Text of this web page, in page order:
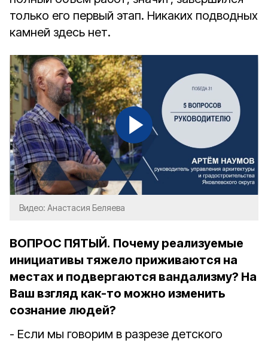
только его первый этап. Никаких подводных
камней здесь нет.
Видео: Анастасия Беляева
ВОПРОС ПЯТЫЙ. Почему реализуемые
инициативы тяжело приживаются на
местах и подвергаются вандализму? На
Ваш взгляд как-то можно изменить
сознание людей?
- Если мы говорим в разрезе детского